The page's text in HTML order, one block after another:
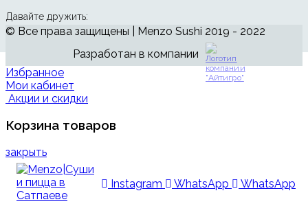
Давайте дружить:
© Все права защищены | Menzo Sushi 2019 - 2022
Разработан в компании
Избранное
Мои кабинет
Акции и скидки
Корзина товаров
закрыть
Instagram WhatsApp WhatsApp